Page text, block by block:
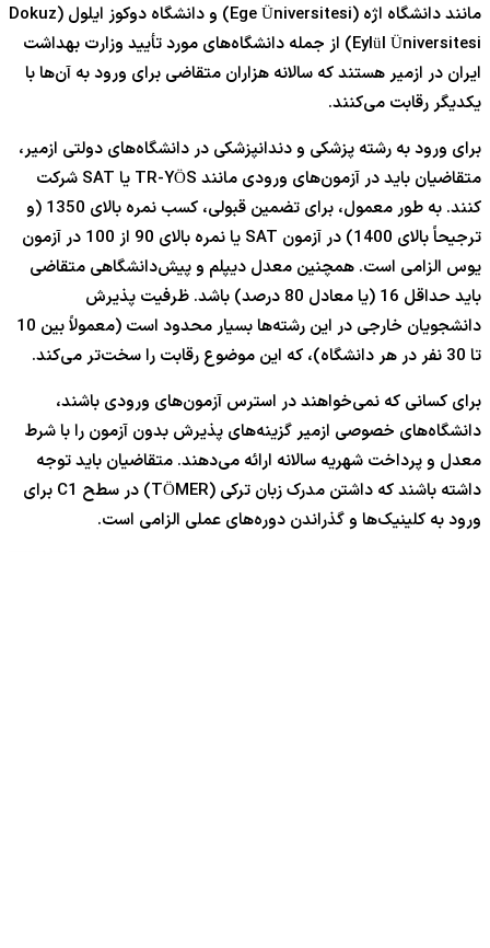
مانند دانشگاه اژه (Ege Üniversitesi) و دانشگاه دوکوز ایلول (Dokuz
Eylül Üniversitesi) از جمله دانشگاه‌های مورد تأیید وزارت بهداشت
ایران در ازمیر هستند که سالانه هزاران متقاضی برای ورود به آن‌ها با
یکدیگر رقابت می‌کنند.
برای ورود به رشته پزشکی و دندانپزشکی در دانشگاه‌های دولتی ازمیر،
متقاضیان باید در آزمون‌های ورودی مانند TR-YÖS یا SAT شرکت
کنند. به طور معمول، برای تضمین قبولی، کسب نمره بالای 1350 (و
ترجیحاً بالای 1400) در آزمون SAT یا نمره بالای 90 از 100 در آزمون
یوس الزامی است. همچنین معدل دیپلم و پیش‌دانشگاهی متقاضی
باید حداقل 16 (یا معادل 80 درصد) باشد. ظرفیت پذیرش
دانشجویان خارجی در این رشته‌ها بسیار محدود است (معمولاً بین 10
تا 30 نفر در هر دانشگاه)، که این موضوع رقابت را سخت‌تر می‌کند.
برای کسانی که نمی‌خواهند در استرس آزمون‌های ورودی باشند،
دانشگاه‌های خصوصی ازمیر گزینه‌های پذیرش بدون آزمون را با شرط
معدل و پرداخت شهریه سالانه ارائه می‌دهند. متقاضیان باید توجه
داشته باشند که داشتن مدرک زبان ترکی (TÖMER) در سطح C1 برای
ورود به کلینیک‌ها و گذراندن دوره‌های عملی الزامی است.